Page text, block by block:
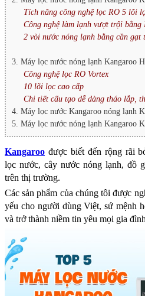
Tích năng công nghệ lọc RO 5 lõi
Công nghệ làm lạnh vượt trội bằng
2 vòi nước nóng lạnh bằng cần gạt
3. Máy lọc nước nóng lạnh Kangaroo
Công nghệ lọc RO Vortex
10 lõi lọc cao cấp
Chi tiết cấu tạo dễ dàng tháo lắp,
4. Máy lọc nước Kangaroo nóng lạnh
5. Máy lọc nước nóng lạnh Kangaroo
Kangaroo được biết đến rộng rãi
lọc nước, cây nước nóng lạnh, đồ
trên thị trường.
Các sản phẩm của chúng tôi được
yếu cho người dùng Việt, sứ mệnh
và trở thành niềm tin yêu mọi gia